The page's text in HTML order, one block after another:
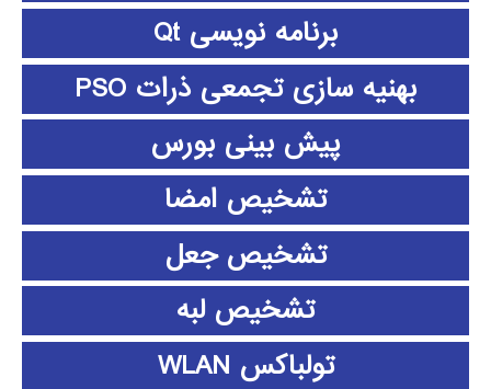
برنامه نویسی Qt
بهنیه سازی تجمعی ذرات PSO
پیش بینی بورس
تشخیص امضا
تشخیص جعل
تشخیص لبه
تولباکس WLAN